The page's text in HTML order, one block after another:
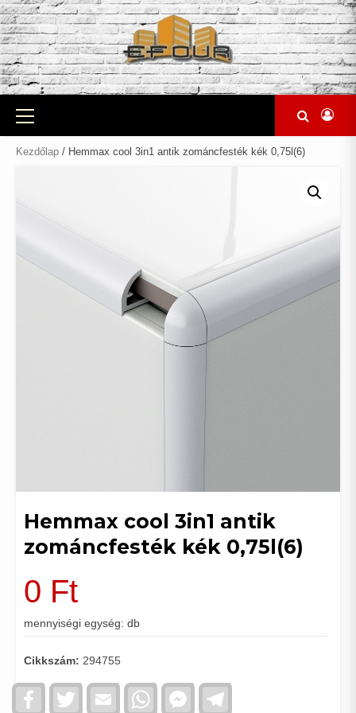
Skip
to
content
Primary
Menu
Kezdőlap / Hemmax cool 3in1 antik zománcfesték kék 0,75l(6)
Hemmax cool 3in1 antik
zománcfesték kék 0,75l(6)
0 Ft
mennyiségi egység: db
Cikkszám: 294755
FacebookTwitter Email WhatsAppFacebook
Messenger